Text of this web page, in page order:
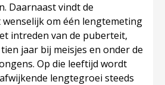
Daarnaast vindt de
om één lengtemeting
intreden van de puberteit,
jaar bij meisjes en onder de
Op die leeftijd wordt
lengtegroei steeds